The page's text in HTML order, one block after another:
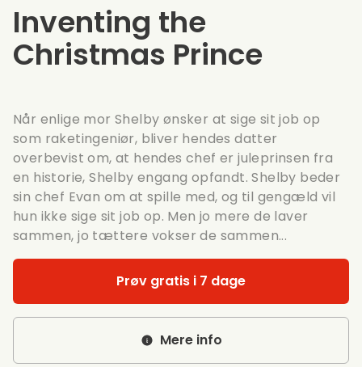
Inventing the
Christmas Prince
Når enlige mor Shelby ønsker at sige sit job op
som raketingeniør, bliver hendes datter
overbevist om, at hendes chef er juleprinsen fra
en historie, Shelby engang opfandt. Shelby beder
sin chef Evan om at spille med, og til gengæld vil
hun ikke sige sit job op. Men jo mere de laver
sammen, jo tættere vokser de sammen...
Prøv gratis i 7 dage
Mere info